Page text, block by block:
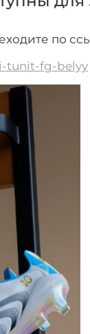
по
tunit-fg-belyy